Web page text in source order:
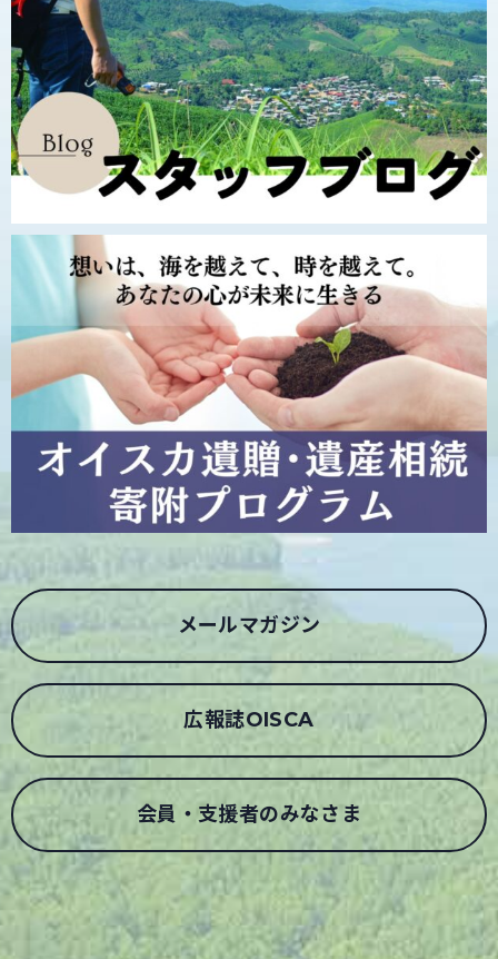
メールマガジン
広報誌OISCA
会員・支援者のみなさま